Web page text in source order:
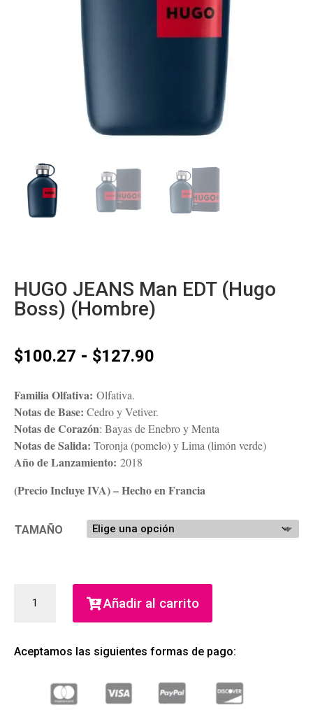
HUGO JEANS Man EDT (Hugo
Boss) (Hombre)
$100.27 - $127.90
$100.27
hasta
$127.90
Familia Olfativa: Olfativa.
Notas de Base: Cedro y Vetiver.
Notas de Corazón: Bayas de Enebro y Menta
Notas de Salida: Toronja (pomelo) y Lima (limón verde)
Año de Lanzamiento: 2018
(Precio Incluye IVA) – Hecho en Francia
TAMAÑO
JEANS
(HUGO
(HOMBRE)
CANTIDAD
Añadir al carrito
Aceptamos las siguientes formas de pago: